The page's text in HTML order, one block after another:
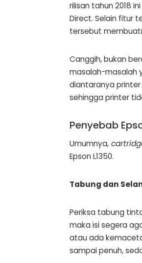
rilisan tahun 2018
Direct. Selain fitur
tersebut
Canggih, bukan
masalah-masalah
diantaranya
sehingga printer
Penyebab
Umumnya,
Epson L1350.
Tabung dan
Periksa tabung
maka isi segera
atau ada
sampai penuh,